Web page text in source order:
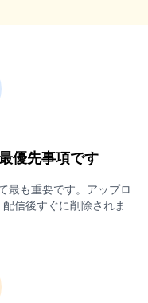
優先事項です
最も重要です。アップロ
信後すぐに削除されま